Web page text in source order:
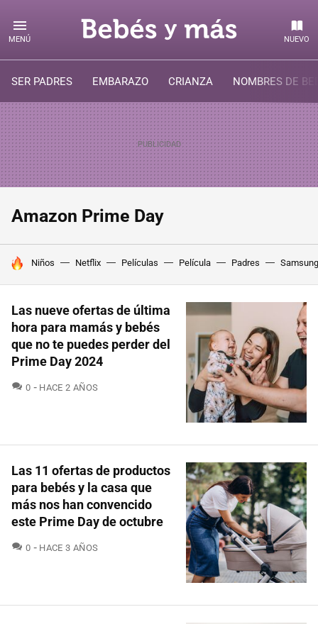
MENÚ NUEVO
SER PADRES EMBARAZO CRIANZA NOMBRES DE
Amazon Prime Day
HOY SE HABLA DE
Niños Netflix Películas Película Padres Samsung
Las nueve ofertas de última
hora para mamás y bebés
que no te puedes perder del
Prime Day 2024
0 COMENTARIOS
HACE 2 AÑOS
Las 11 ofertas de productos
para bebés y la casa que
más nos han convencido
este Prime Day de octubre
0 COMENTARIOS
HACE 3 AÑOS